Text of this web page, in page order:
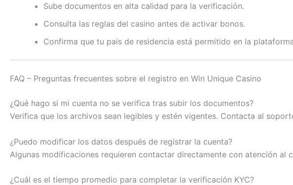
Sube documentos en alta calidad para la verificación.
Consulta las reglas del casino antes de activar bonos.
Confirma que tu país de residencia está permitido en la
FAQ – Preguntas frecuentes sobre el registro en Win Unique Casino
¿Qué hago si mi cuenta no se verifica tras subir los documentos?
Verifica que los archivos sean legibles y estén vigentes. Contacta al
¿Puedo modificar los datos después de registrar la cuenta?
Algunas modificaciones requieren contactar directamente con atención
¿Cuál es el tiempo promedio para completar la verificación KYC?